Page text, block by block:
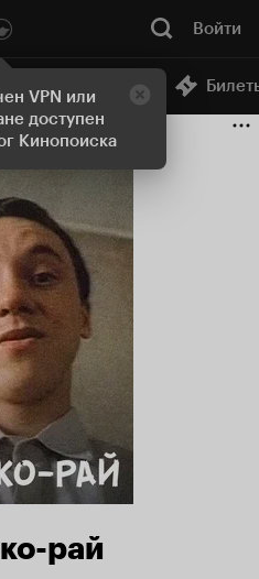
VPN или
доступен
Кинопоиска
Войти
Онлайн-кинотеатр
рай